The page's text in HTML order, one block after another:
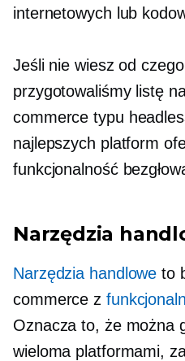
internetowych lub
Jeśli nie wiesz od
przygotowaliśmy listę
commerce typu
najlepszych platform
funkcjonalność
Narzędzia
Narzędzia handlowe to
commerce z
Oznacza to, że można
wieloma platformami,